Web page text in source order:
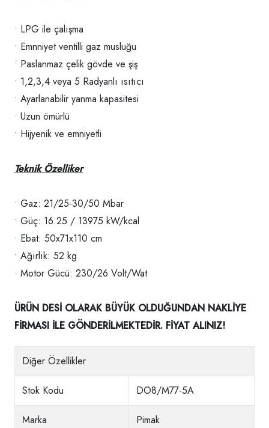
• LPG ile çalışma
• Emnniyet ventilli gaz musluğu
• Paslanmaz çelik gövde ve şiş
• 1,2,3,4 veya 5 Radyanlı ısıtıcı
• Ayarlanabilir yanma kapasitesi
• Uzun ömürlü
• Hijyenik ve emniyetli
Teknik Özelliker
• Gaz: 21/25-30/50 Mbar
• Güç: 16.25 / 13975 kW/kcal
• Ebat: 50x71x110 cm
• Ağırlık: 52 kg
• Motor Gücü: 230/26 Volt/Wat
ÜRÜN DESİ OLARAK BÜYÜK OLDUĞUNDAN NAKLİYE
FİRMASI İLE GÖNDERİLMEKTEDİR. FİYAT ALINIZ!
Diğer Özellikler
Stok Kodu DO8/M77-5A
Marka Pimak